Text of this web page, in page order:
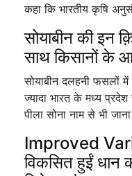
कहा कि भारतीय कृषि
सोयाबीन की इन
साथ किसानों के
सोयाबीन दलहनी फसलों
ज्यादा भारत के मध्य प्रदेश
पीला सोना नाम से भी
Improved
विकसित हुईं धान